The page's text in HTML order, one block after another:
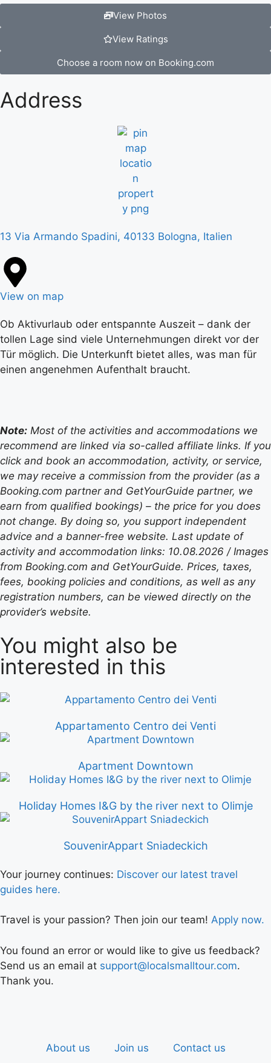
View Photos
View Ratings
Choose a room now on Booking.com
Address
13 Via Armando Spadini, 40133 Bologna, Italien
View on map
Ob Aktivurlaub oder entspannte Auszeit – dank der
tollen Lage sind viele Unternehmungen direkt vor der
Tür möglich. Die Unterkunft bietet alles, was man für
einen angenehmen Aufenthalt braucht.
Note: Most of the activities and accommodations we
recommend are linked via so-called affiliate links. If you
click and book an accommodation, activity, or service,
we may receive a commission from the provider (as a
Booking.com partner and GetYourGuide partner, we
earn from qualified bookings) – the price for you does
not change. By doing so, you support independent
advice and a banner-free website. Last update of
activity and accommodation links: 10.08.2026 / Images
from Booking.com and GetYourGuide. Prices, taxes,
fees, booking policies and conditions, as well as any
registration numbers, can be viewed directly on the
provider’s website.
You might also be
interested in this
Appartamento Centro dei Venti
Apartment Downtown
Holiday Homes I&G by the river next to Olimje
SouvenirAppart Sniadeckich
Your journey continues: Discover our latest travel
guides here.
Travel is your passion? Then join our team! Apply now.
You found an error or would like to give us feedback?
Send us an email at support@localsmalltour.com.
Thank you.
About us Join us Contact us